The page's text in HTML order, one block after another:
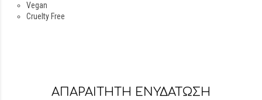
Vegan
Cruelty Free
ΑΠΑΡΑΙΤΗΤΗ ΕΝΥΔΑΤΩΣΗ